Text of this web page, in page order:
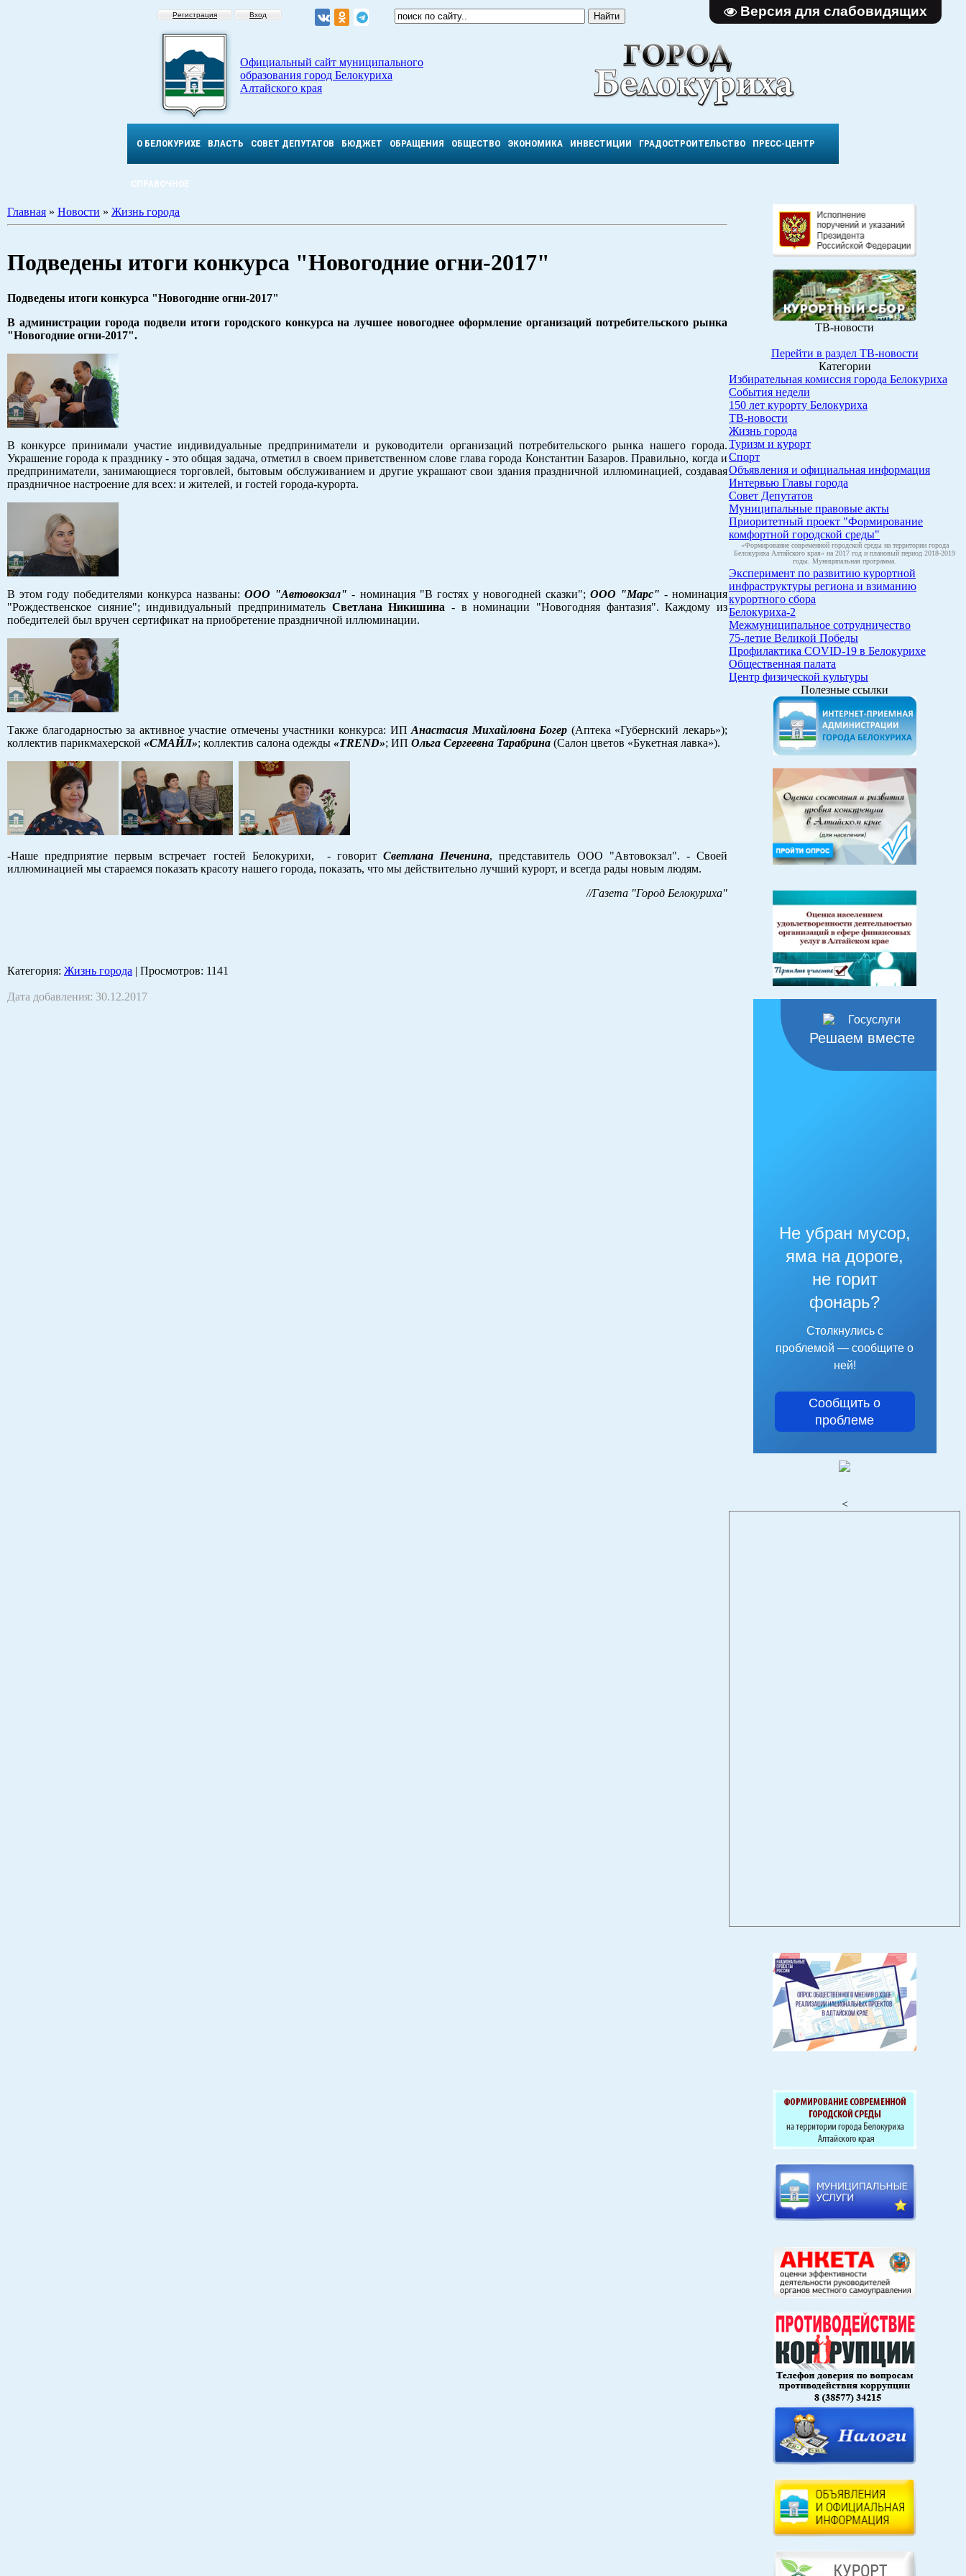
Версия для слабовидящих
Регистрация Вход
Официальный сайт муниципального
образования город Белокуриха
Алтайского края
О БЕЛОКУРИХЕ ВЛАСТЬ СОВЕТ ДЕПУТАТОВ БЮДЖЕТ ОБРАЩЕНИЯ ОБЩЕСТВО ЭКОНОМИКА ИНВЕСТИЦИИ ГРАДОСТРОИТЕЛЬСТВО ПРЕСС-ЦЕНТР
СПРАВОЧНОЕ
Главная » Новости » Жизнь города
Подведены итоги конкурса "Новогодние огни-2017"
Подведены итоги конкурса "Новогодние огни-2017"
В администрации города подвели итоги городского конкурса на лучшее новогоднее оформление организаций потребительского рынка
"Новогодние огни-2017".
В конкурсе принимали участие индивидуальные предприниматели и руководители организаций потребительского рынка нашего города.
Украшение города к празднику - это общая задача, отметил в своем приветственном слове глава города Константин Базаров. Правильно, когда и
предприниматели, занимающиеся торговлей, бытовым обслуживанием и другие украшают свои здания праздничной иллюминацией, создавая
праздничное настроение для всех: и жителей, и гостей города-курорта.
В этом году победителями конкурса названы:ООО "Автовокзал" - номинация "В гостях у новогодней сказки"; ООО "Марс" - номинация
"Рождественское сияние"; индивидуальный предприниматель Светлана Никишина - в номинации "Новогодняя фантазия". Каждому из
победителей был вручен сертификат на приобретение праздничной иллюминации.
Также благодарностью за активное участие отмечены участники конкурса: ИПАнастасия Михайловна Богер (Аптека «Губернский лекарь»);
коллектив парикмахерской «СМАЙЛ»; коллектив салона одежды «TREND»; ИП Ольга Сергеевна Тарабрина (Салон цветов «Букетная лавка»).
-Наше предприятие первым встречает гостей Белокурихи, - говоритСветлана Печенина, представитель ООО "Автовокзал". - Своей
иллюминацией мы стараемся показать красоту нашего города, показать, что мы действительно лучший курорт, и всегда рады новым людям.
//Газета "Город Белокуриха"
Категория: Жизнь города | Просмотров: 1141
Дата добавления: 30.12.2017
ТВ-новости
Перейти в раздел ТВ-новости
Категории
Избирательная комиссия города Белокуриха
События недели
150 лет курорту Белокуриха
ТВ-новости
Жизнь города
Туризм и курорт
Спорт
Объявления и официальная информация
Интервью Главы города
Совет Депутатов
Муниципальные правовые акты
Приоритетный проект "Формирование
комфортной городской среды"
«Формирование современной городской среды на территории города
Белокуриха Алтайского края» на 2017 год и плановый период 2018-2019
годы. Муниципальная программа.
Эксперимент по развитию курортной
инфраструктуры региона и взиманию
курортного сбора
Белокуриха-2
Межмуниципальное сотрудничество
75-летие Великой Победы
Профилактика COVID-19 в Белокурихе
Общественная палата
Центр физической культуры
Полезные ссылки
Решаем вместе
Не убран мусор,
яма на дороге,
не горит
фонарь?
Столкнулись с
проблемой — сообщите о
ней!
Сообщить о
проблеме
<